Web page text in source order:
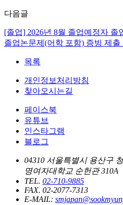
다음글
[졸업] 2026년 8월 졸업예정자 졸
졸업논문제(어학 포함) 증빙 제출
목록
개인정보처리방침
찾아오시는길
페이스북
유튜브
인스타그램
블로그
04310 서울특별시 용산구
명여자대학교 순헌관 310A
TEL. 02-710-9885
FAX. 02-2077-7313
E-MAIL: